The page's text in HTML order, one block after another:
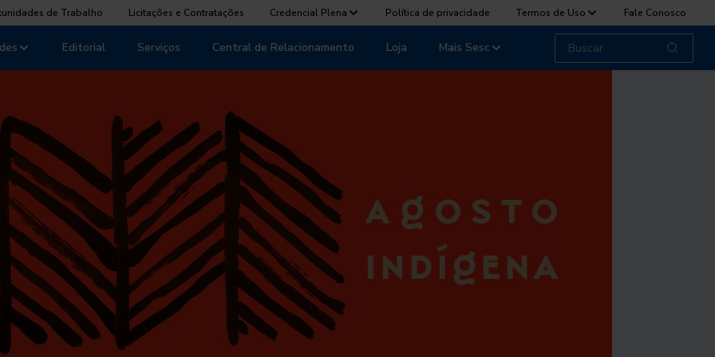
de Trabalho Licitações e Contratações Credencial Plena Política de privacidade Termos de Uso Fale Conosco
Editorial Serviços Central de Relacionamento Loja Mais Sesc